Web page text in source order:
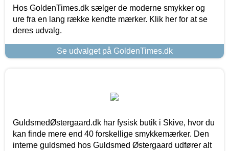
Hos GoldenTimes.dk sælger de moderne smykker og
ure fra en lang række kendte mærker. Klik her for at se
deres udvalg.
Se udvalget på GoldenTimes.dk
GuldsmedØstergaard.dk har fysisk butik i Skive, hvor du
kan finde mere end 40 forskellige smykkemærker. Den
interne guldsmed hos Guldsmed Østergaard udfører alt